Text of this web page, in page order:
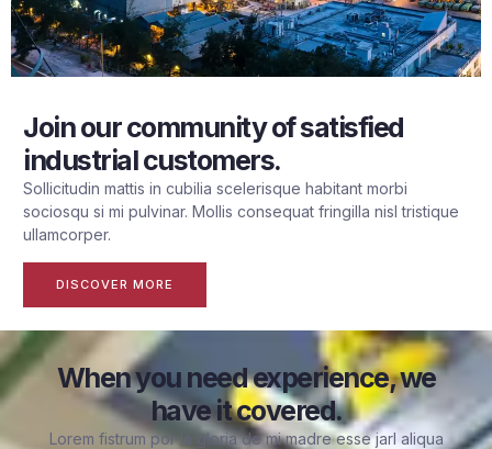
Join our community of satisfied
industrial customers.
Sollicitudin mattis in cubilia scelerisque habitant morbi
sociosqu si mi pulvinar. Mollis consequat fringilla nisl tristique
ullamcorper.
DISCOVER MORE
When you need experience, we
have it covered.
Lorem fistrum por la gloria de mi madre esse jarl aliqua